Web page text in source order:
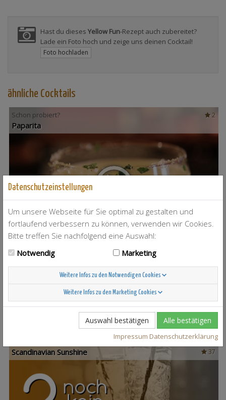
Hast du dieses Yellow Fun-Rezept auch zubereitet?
Lade ein Foto hoch und zeige uns deinen Cocktail!
Foto hochladen
ähnliche Cocktails
2
Schon probiert?
Paparita
37
Scandinavian Sunshine
Datenschutzeinstellungen
Um unsere Webseite für Sie optimal zu gestalten und
fortlaufend verbessern zu können, verwenden wir Cookies.
Bitte treffen Sie nachfolgend eine Auswahl:
Notwendig
Marketing
Weitere Infos zu den Notwendigen Cookies
Weitere Infos zu den Marketing Cookies
Auswahl bestätigen Alle bestätigen
Impressum Datenschutzerklärung